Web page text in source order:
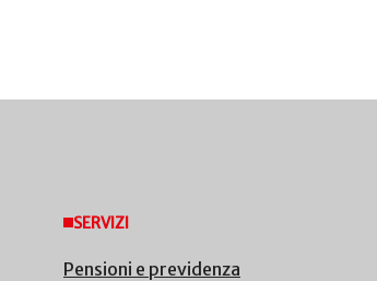
SERVIZI
Pensioni e previdenza